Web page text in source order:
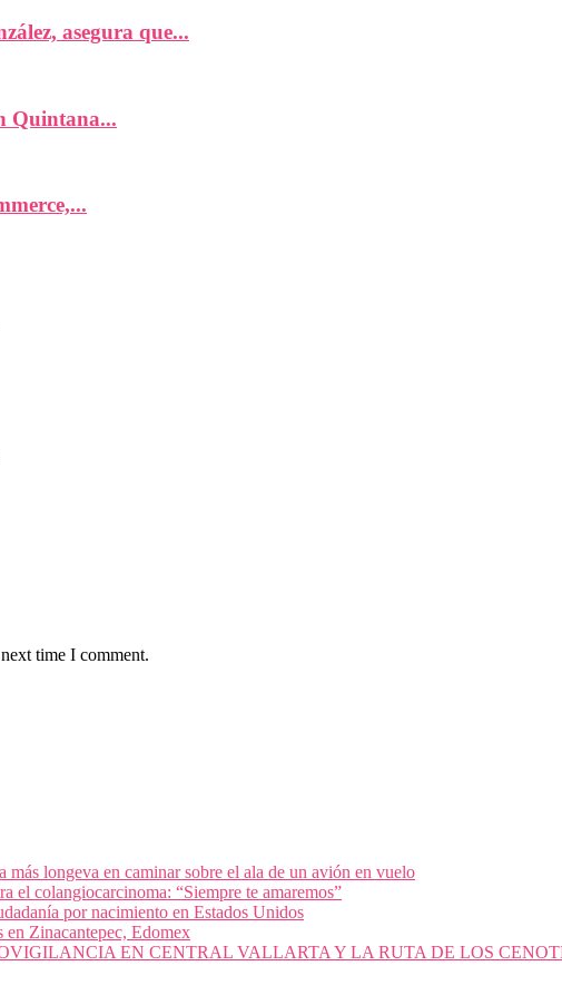
asegura que...
Quintana...
time I comment.
longeva en caminar sobre el ala de un avión en vuelo
el colangiocarcinoma: “Siempre te amaremos”
por nacimiento en Estados Unidos
Zinacantepec, Edomex
EN CENTRAL VALLARTA Y LA RUTA DE LOS